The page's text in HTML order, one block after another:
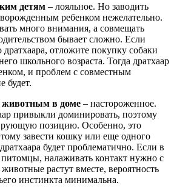
детям – лояльное. Но заводить
ребенком нежелательно.
много внимания, а совмещать
бывает сложно. Если
дратхаара, отложите покупку собаки
школьного возраста. Тогда дратхаар
и проблем с совместным
будет.
животным в доме – настороженное.
привыкли доминировать, поэтому
позицию. Особенно, это
завести кошку или еще одного
будет проблематично. Если в
питомцы, налаживать контакт нужно с
растут вместе, вероятность
инстинкта минимальна.